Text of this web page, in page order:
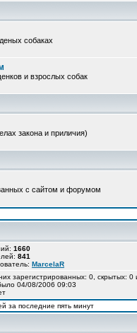
собаках
и взрослых собак
закона и приличия)
с сайтом и форумом
1660
841
MarcelaR
них зарегистрированных: 0, скрытых:
04/08/2006 09:03
за последние пять минут